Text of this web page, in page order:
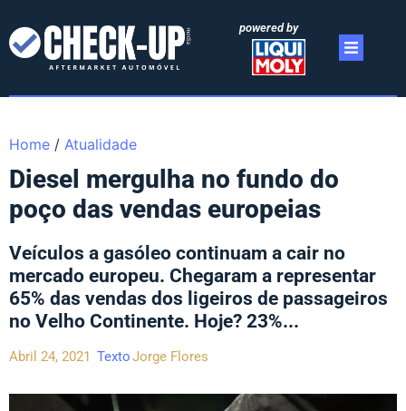
powered by
Home / Atualidade
Diesel mergulha no fundo do
poço das vendas europeias
Veículos a gasóleo continuam a cair no
mercado europeu. Chegaram a representar
65% das vendas dos ligeiros de passageiros
no Velho Continente. Hoje? 23%...
Abril 24, 2021 TextoJorge Flores